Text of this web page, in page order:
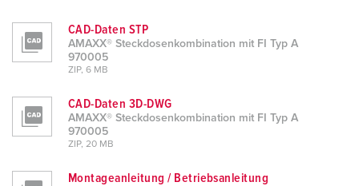
CAD-Daten STP
AMAXX® Steckdosenkombination mit FI Typ A
970005
ZIP, 6 MB
CAD-Daten 3D-DWG
AMAXX® Steckdosenkombination mit FI Typ A
970005
ZIP, 20 MB
Montageanleitung / Betriebsanleitung